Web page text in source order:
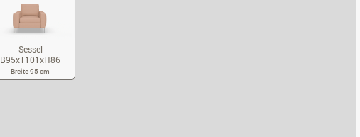
Sessel
B95xT101xH86
Breite 95 cm